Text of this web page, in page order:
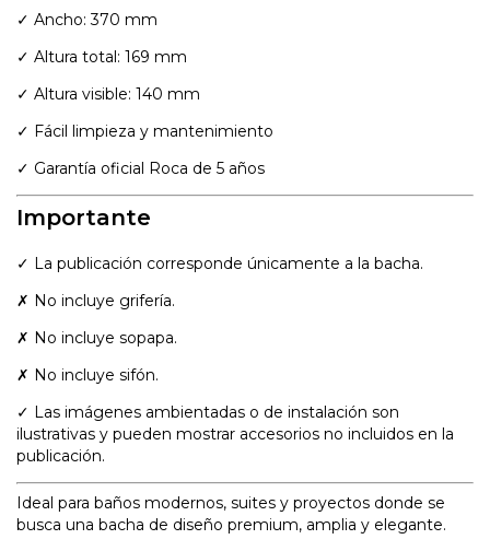
✓ Ancho: 370 mm
✓ Altura total: 169 mm
✓ Altura visible: 140 mm
✓ Fácil limpieza y mantenimiento
✓ Garantía oficial Roca de 5 años
Importante
✓ La publicación corresponde únicamente a la bacha.
✗ No incluye grifería.
✗ No incluye sopapa.
✗ No incluye sifón.
✓ Las imágenes ambientadas o de instalación son
ilustrativas y pueden mostrar accesorios no incluidos en la
publicación.
Ideal para baños modernos, suites y proyectos donde se
busca una bacha de diseño premium, amplia y elegante.